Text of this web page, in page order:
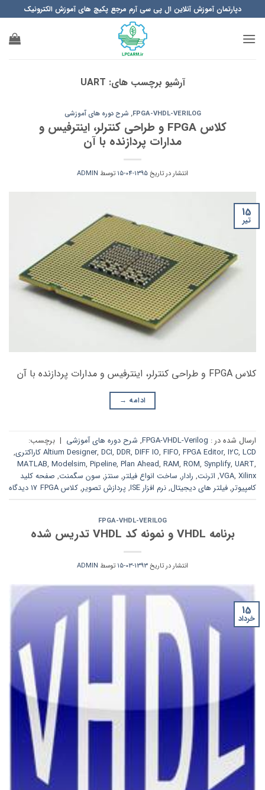
to
content
دپارتمان آموزش آنلاین ال پی سی آرم مرجع پکیچ های آموزش الکترونیک
آرشیو برچسب های: UART
FPGA-VHDL-VERILOG
, شرح دوره های آموزشی
کلاس FPGA و طراحی کنترلر، اینترفیس و
مدارات پردازنده با آن
انتشار در تاریخ1395-04-15 توسط ADMIN
15
تیر
کلاس FPGA و طراحی کنترلر، اینترفیس و مدارات پردازنده با آن
ادامه →
ارسال شده در : FPGA-VHDL-Verilog
, شرح دوره های آموزشی | برچسب:
Altium Designer, DCI, DDR, DIFF IO, FIFO, FPGA Editor, I2C, LCD کاراکتری
,
MATLAB, Modelsim, Pipeline, Plan Ahead, RAM, ROM, Synplify, UART,
VGA, Xilinx
, اترنت, رادار, ساخت انواع فیلتر, سنتز, سون سگمنت, صفحه کلید
کامپیوتر, فیلتر های دیجیتال, نرم افزار ISE , پردازش تصویر, کلاس FPGA 17 دیدگاه
FPGA-VHDL-VERILOG
برنامه VHDL و نمونه کد VHDL تدریس شده
انتشار در تاریخ1393-03-15 توسط ADMIN
15
خرداد